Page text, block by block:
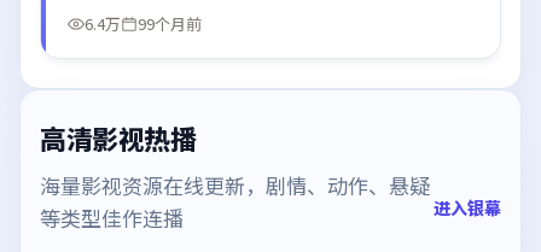
6.4万
99个月前
高清影视热播
海量影视资源在线更新，剧情、动作、悬疑
等类型佳作连播
进入银幕